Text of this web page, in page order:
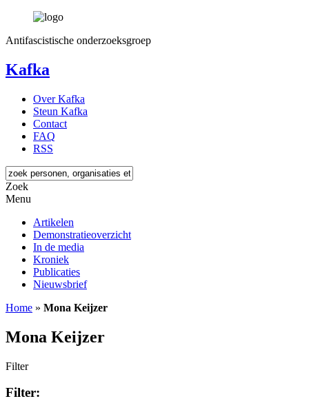
Antifascistische onderzoeksgroep
Kafka
Over Kafka
Steun Kafka
Contact
FAQ
RSS
Zoek
Menu
Artikelen
Demonstratieoverzicht
In de media
Kroniek
Publicaties
Nieuwsbrief
Home » Mona Keijzer
Mona Keijzer
Filter
Filter: